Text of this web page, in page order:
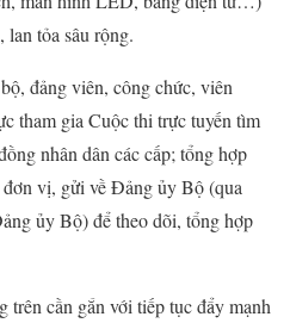
tỏa sâu rộng.
đảng viên, công chức, viên
tham gia Cuộc thi trực tuyến tìm
nhân dân các cấp; tổng hợp
vị, gửi về Đảng ủy Bộ (qua
ủy Bộ) để theo dõi, tổng hợp
trên cần gắn với tiếp tục đẩy mạnh